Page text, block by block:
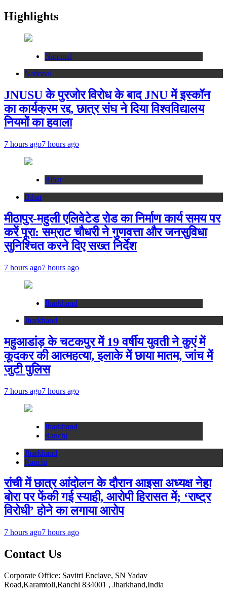
Highlights
National
National
JNUSU के पुरजोर विरोध के बाद JNU में इस्कॉन
का कार्यक्रम रद्द, छात्र संघ ने दिया विश्वविद्यालय
नियमों का हवाला
7 hours ago7 hours ago
Bihar
Bihar
मीठापुर-महुली एलिवेटेड रोड का निर्माण कार्य समय पर
करें पूरा: सम्राट चौधरी ने गुणवत्ता और जनसुविधा
सुनिश्चित करने दिए सख्त निर्देश
7 hours ago7 hours ago
Jharkhand
Jharkhand
महुआडांड़ के चटकपुर में 19 वर्षीय युवती ने कुएं में
कूदकर की आत्महत्या, इलाके में छाया मातम, जांच में
जुटी पुलिस
7 hours ago7 hours ago
Jharkhand
Ranchi
Jharkhand
Ranchi
रांची में छात्र आंदोलन के दौरान आइसा अध्यक्ष नेहा
बोरा पर फेंकी गई स्याही, आरोपी हिरासत में; ‘राष्ट्र
विरोधी’ होने का लगाया आरोप
7 hours ago7 hours ago
Contact Us
Corporate Office: Savitri Enclave, SN Yadav
Road,Karamtoli,Ranchi 834001 , Jharkhand,India